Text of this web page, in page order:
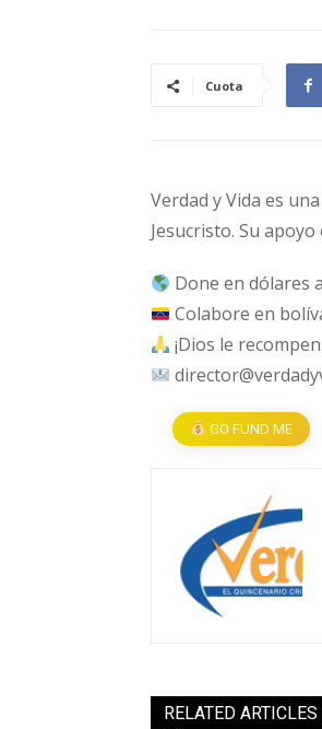
Cuota
Verdad y Vida es
Jesucristo. Su
Done en dólares
Colabore en
¡Dios le
GO FUND ME
RELATED ARTICLES